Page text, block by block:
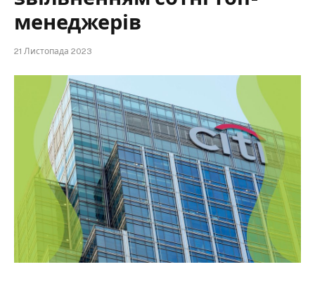
менеджерів
21 Листопада 2023